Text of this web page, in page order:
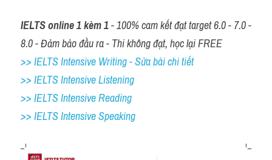
IELTS online 1 kèm 1 - 100% cam kết đạt target 6.0 - 7.0 -
8.0 - Đảm bảo đầu ra - Thi không đạt, học lại FREE
>> IELTS Intensive Writing - Sửa bài chi tiết
>> IELTS Intensive Listening
>> IELTS Intensive Reading
>> IELTS Intensive Speaking